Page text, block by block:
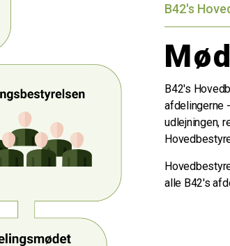
B42's
B42's
afdelingerne
udlejningen,
alle B42's